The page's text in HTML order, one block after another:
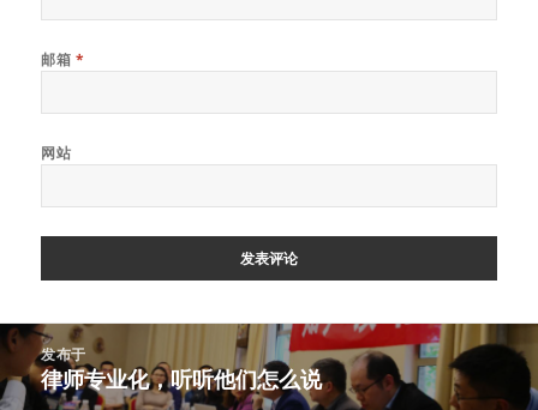
邮箱 *
网站
文
导
发布于
律师专业化，听听他们怎么说